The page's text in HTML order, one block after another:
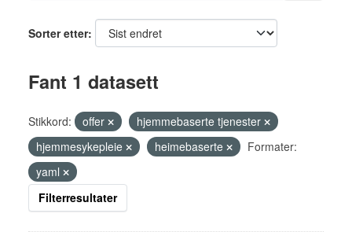
Sorter etter
Fant 1 datasett
Stikkord: offer
hjemmebaserte tjenester
hjemmesykepleie
heimebaserte
Formater:
yaml
Filterresultater